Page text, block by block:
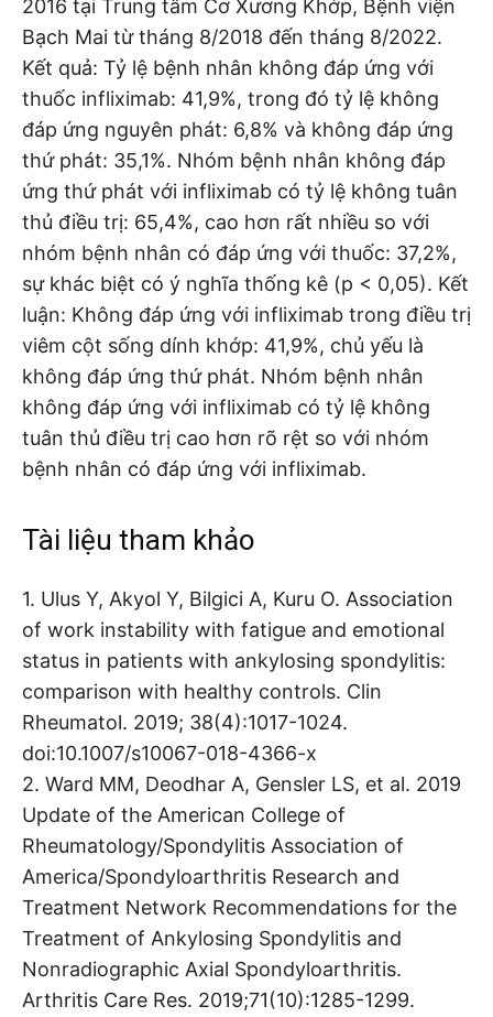
2016 tại Trung tâm Cơ Xương Khớp, Bệnh viện
Bạch Mai từ tháng 8/2018 đến tháng 8/2022.
Kết quả: Tỷ lệ bệnh nhân không đáp ứng với
thuốc infliximab: 41,9%, trong đó tỷ lệ không
đáp ứng nguyên phát: 6,8% và không đáp ứng
thứ phát: 35,1%. Nhóm bệnh nhân không đáp
ứng thứ phát với infliximab có tỷ lệ không tuân
thủ điều trị: 65,4%, cao hơn rất nhiều so với
nhóm bệnh nhân có đáp ứng với thuốc: 37,2%,
sự khác biệt có ý nghĩa thống kê (p < 0,05). Kết
luận: Không đáp ứng với infliximab trong điều trị
viêm cột sống dính khớp: 41,9%, chủ yếu là
không đáp ứng thứ phát. Nhóm bệnh nhân
không đáp ứng với infliximab có tỷ lệ không
tuân thủ điều trị cao hơn rõ rệt so với nhóm
bệnh nhân có đáp ứng với infliximab.
Tài liệu tham khảo
1. Ulus Y, Akyol Y, Bilgici A, Kuru O. Association
of work instability with fatigue and emotional
status in patients with ankylosing spondylitis:
comparison with healthy controls. Clin
Rheumatol. 2019; 38(4):1017-1024.
doi:10.1007/s10067-018-4366-x
2. Ward MM, Deodhar A, Gensler LS, et al. 2019
Update of the American College of
Rheumatology/Spondylitis Association of
America/Spondyloarthritis Research and
Treatment Network Recommendations for the
Treatment of Ankylosing Spondylitis and
Nonradiographic Axial Spondyloarthritis.
Arthritis Care Res. 2019;71(10):1285-1299.